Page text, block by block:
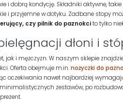
dobrą kondycję. Składniki aktywne,
i przyjemne w dotyku. Zadbane stopy
czy pilnik do paznokcito tylko
dłoni i
i mężczyzn. W naszym sklepie
Oferta obejmuje m.in.nożyczki do
oczekiwania nawet najbardziej
zestawów, po